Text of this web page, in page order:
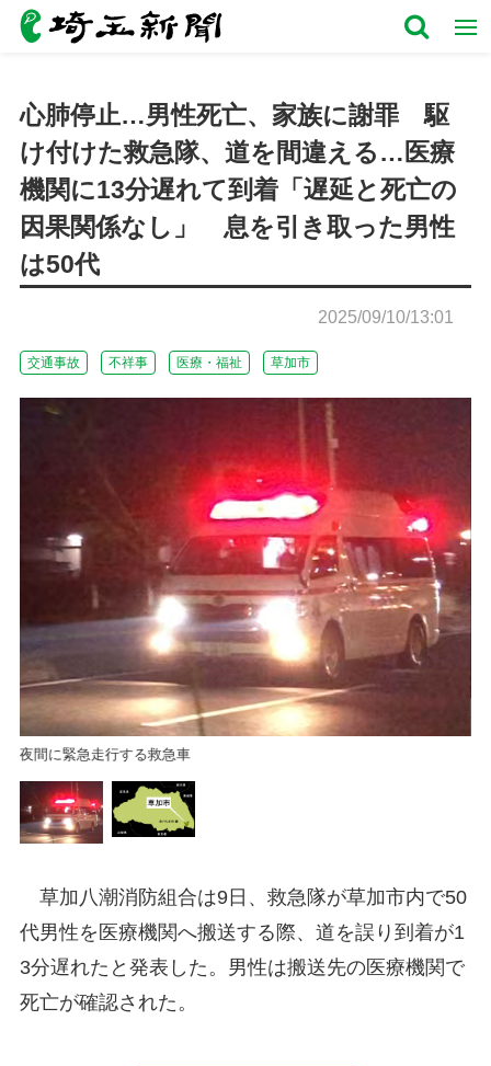
心肺停止…男性死亡、家族に謝罪 駆
け付けた救急隊、道を間違える…医療
機関に13分遅れて到着「遅延と死亡の
因果関係なし」 息を引き取った男性
は50代
2025/09/10/13:01
交通事故 不祥事 医療・福祉 草加市
夜間に緊急走行する救急車
草加八潮消防組合は9日、救急隊が草加市内で50
代男性を医療機関へ搬送する際、道を誤り到着が1
3分遅れたと発表した。男性は搬送先の医療機関で
死亡が確認された。